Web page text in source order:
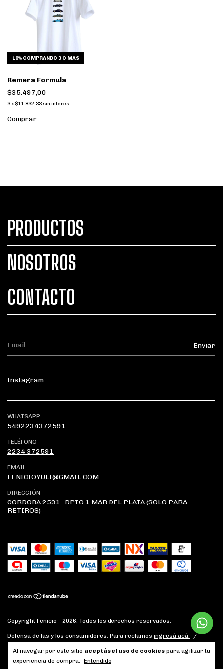
Al navegar por este sitio aceptás el uso de cookies para agilizar tu
experiencia de compra. Entendido
10% COMPRANDO 3 O MÁS
Remera Formula
$35.497,00
3x $11.832,33 sin interés
Comprar
PRODUCTOS
NOSOTROS
CONTACTO
Instagram
WHATSAPP
5492234372591
TELÉFONO
2234 372591
EMAIL
FENICIOYULI@GMAIL.COM
DIRECCIÓN
CORDOBA 2531 . DPTO 1 MAR DEL PLATA (SOLO PARA
RETIROS)
Copyright Fenicio - 2026. Todos los derechos reservados.
Defensa de las y los consumidores. Para reclamos ingresá acá.
/
Botón de arrepentimiento